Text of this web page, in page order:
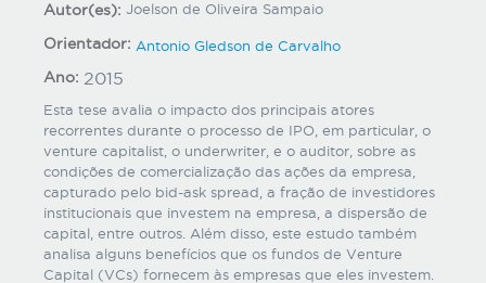
Autor(es): Joelson de Oliveira Sampaio
Orientador: Antonio Gledson de Carvalho
Ano: 2015
Esta tese avalia o impacto dos principais atores
recorrentes durante o processo de IPO, em particular, o
venture capitalist, o underwriter, e o auditor, sobre as
condições de comercialização das ações da empresa,
capturado pelo bid-ask spread, a fração de investidores
institucionais que investem na empresa, a dispersão de
capital, entre outros. Além disso, este estudo também
analisa alguns benefícios que os fundos de Venture
Capital (VCs) fornecem às empresas que eles investem.